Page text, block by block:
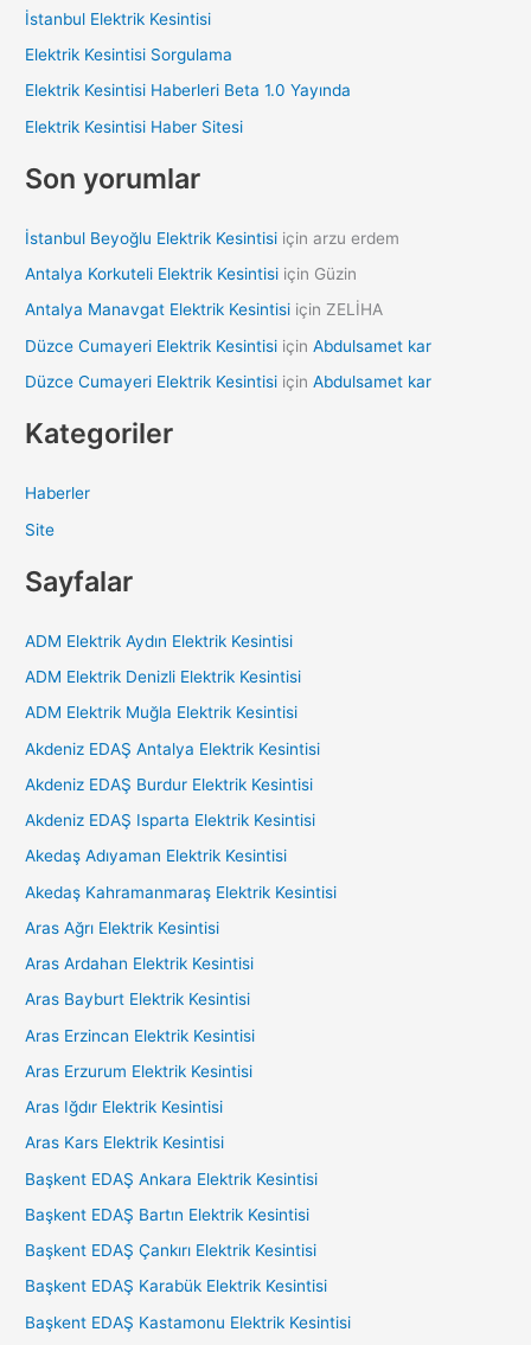
o
r
İstanbul Elektrik Kesintisi
Elektrik Kesintisi Sorgulama
Elektrik Kesintisi Haberleri Beta 1.0 Yayında
Elektrik Kesintisi Haber Sitesi
Son yorumlar
İstanbul Beyoğlu Elektrik Kesintisi içinarzu erdem
Antalya Korkuteli Elektrik Kesintisi için Güzin
Antalya Manavgat Elektrik Kesintisi için ZELİHA
Düzce Cumayeri Elektrik Kesintisi içinAbdulsamet kar
Düzce Cumayeri Elektrik Kesintisi içinAbdulsamet kar
Kategoriler
Haberler
Site
Sayfalar
ADM Elektrik Aydın Elektrik Kesintisi
ADM Elektrik Denizli Elektrik Kesintisi
ADM Elektrik Muğla Elektrik Kesintisi
Akdeniz EDAŞ Antalya Elektrik Kesintisi
Akdeniz EDAŞ Burdur Elektrik Kesintisi
Akdeniz EDAŞ Isparta Elektrik Kesintisi
Akedaş Adıyaman Elektrik Kesintisi
Akedaş Kahramanmaraş Elektrik Kesintisi
Aras Ağrı Elektrik Kesintisi
Aras Ardahan Elektrik Kesintisi
Aras Bayburt Elektrik Kesintisi
Aras Erzincan Elektrik Kesintisi
Aras Erzurum Elektrik Kesintisi
Aras Iğdır Elektrik Kesintisi
Aras Kars Elektrik Kesintisi
Başkent EDAŞ Ankara Elektrik Kesintisi
Başkent EDAŞ Bartın Elektrik Kesintisi
Başkent EDAŞ Çankırı Elektrik Kesintisi
Başkent EDAŞ Karabük Elektrik Kesintisi
Başkent EDAŞ Kastamonu Elektrik Kesintisi